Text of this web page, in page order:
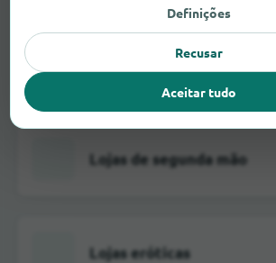
Lojas de produtos
saudáveis
Lojas de segunda mão
Lojas eróticas
Definições
Recusar
Aceitar tudo